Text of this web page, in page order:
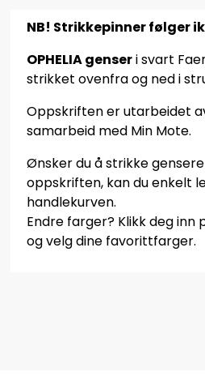
NB! Strikkepinner følger
OPHELIA genseri svart
strikket ovenfra og ned i
Oppskriften er utarbeidet
samarbeid med Min Mote.
Ønsker du å strikke
oppskriften, kan du enkelt
handlekurven.
Endre farger? Klikk deg
og velg dine favorittfarger.